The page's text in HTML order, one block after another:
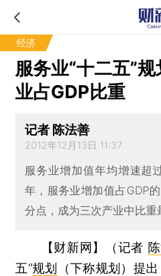
经济
服务业“十二五”
业占GDP比重
记者 陈法善
2012年12月13日 11:37
服务业增加值年均增速超
年，服务业增加值占GDP
分点，成为三次产业中比重
【财新网】（记者
五”规划
（下称规划）提